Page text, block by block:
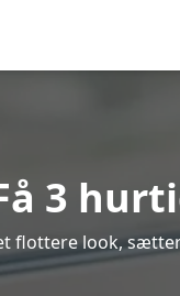
3
flottere look,